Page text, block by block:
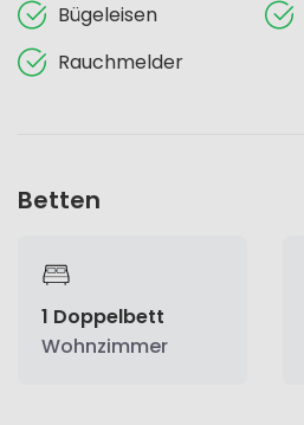
Bügeleisen
Rauchmelder
Betten
1 Doppelbett
Wohnzimmer